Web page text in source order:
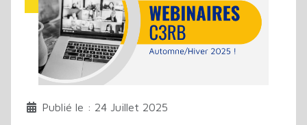
Publié le : 24 Juillet 2025